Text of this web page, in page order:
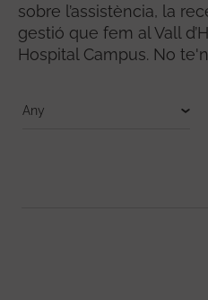
sobre l’assistència, la
gestió que fem al Vall
Hospital Campus. No